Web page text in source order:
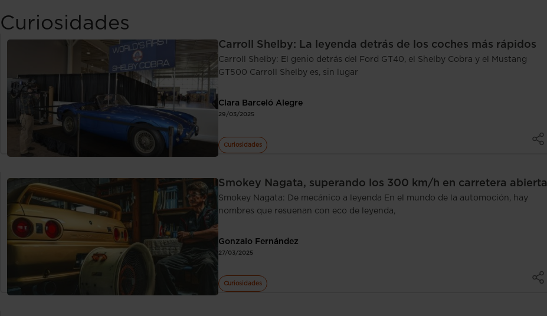
Curiosidades
Carroll Shelby: La leyenda detrás de los coches más rápidos
Carroll Shelby: El genio detrás del Ford GT40, el Shelby Cobra y el Mustang
GT500 Carroll Shelby es, sin lugar
Clara Barceló Alegre
29/03/2025
Curiosidades
Smokey Nagata, superando los 300 km/h en carretera abierta
Smokey Nagata: De mecánico a leyenda En el mundo de la automoción, hay
nombres que resuenan con eco de leyenda,
Gonzalo Fernández
27/03/2025
Curiosidades